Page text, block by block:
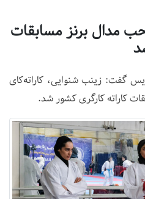
مدال برنز مسابقات
گفت: زینب شنوایی، کاراته‌کای
کاراته کارگری کشور شد.